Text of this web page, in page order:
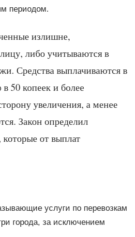
периодом.
излишне,
либо учитываются в
Средства выплачиваются в
50 копеек и более
увеличения, а менее
Закон определил
от выплат
услуги по перевозкам
города, за исключением